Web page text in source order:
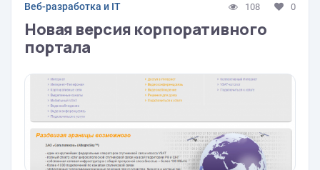
Веб-разработка и IT 108 0
Новая версия корпоративного
портала